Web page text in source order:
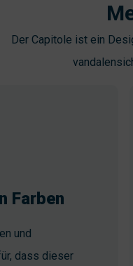
Der Capitole ist ein
Farben
und
dass dieser